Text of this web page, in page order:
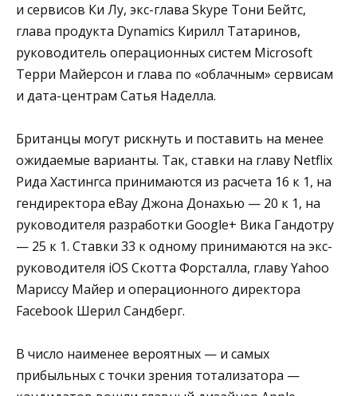
и сервисов Ки Лу, экс-глава Skype Тони Бейтс,
глава продукта Dynamics Кирилл Татаринов,
руководитель операционных систем Microsoft
Терри Майерсон и глава по «облачным» сервисам
и дата-центрам Сатья Наделла.
Британцы могут рискнуть и поставить на менее
ожидаемые варианты. Так, ставки на главу Netflix
Рида Хастингса принимаются из расчета 16 к 1, на
гендиректора eBay Джона Донахью — 20 к 1, на
руководителя разработки Google+ Вика Гандотру
— 25 к 1. Ставки 33 к одному принимаются на экс-
руководителя iOS Скотта Форсталла, главу Yahoo
Мариссу Майер и операционного директора
Facebook Шерил Сандберг.
В число наименее вероятных — и самых
прибыльных с точки зрения тотализатора —